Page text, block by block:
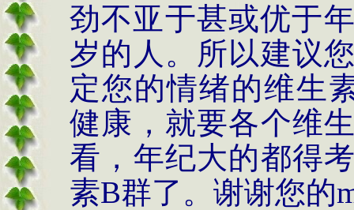
劲不亚于甚或优于
岁的人。所以建议
定您的情绪的维生
健康，就要各个维
看，年纪大的都得
素B群了。谢谢您的